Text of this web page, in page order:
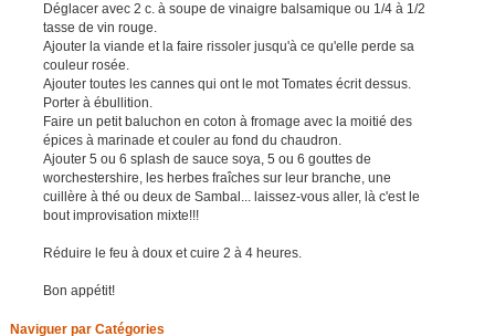
Déglacer avec 2 c. à soupe de vinaigre balsamique ou 1/4 à 1/2
tasse de vin rouge.
Ajouter la viande et la faire rissoler jusqu'à ce qu'elle perde sa
couleur rosée.
Ajouter toutes les cannes qui ont le mot Tomates écrit dessus.
Porter à ébullition.
Faire un petit baluchon en coton à fromage avec la moitié des
épices à marinade et couler au fond du chaudron.
Ajouter 5 ou 6 splash de sauce soya, 5 ou 6 gouttes de
worchestershire, les herbes fraîches sur leur branche, une
cuillère à thé ou deux de Sambal... laissez-vous aller, là c'est le
bout improvisation mixte!!!
Réduire le feu à doux et cuire 2 à 4 heures.
Bon appétit!
Naviguer par Catégories